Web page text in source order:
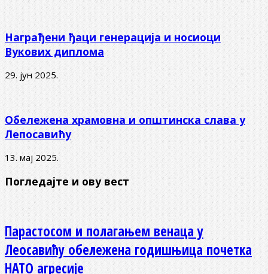
Награђени ђаци генерација и носиоци
Вукових диплома
29. јун 2025.
Обележена храмовна и општинска слава у
Лепосавићу
13. мај 2025.
Погледајте и ову вест
Парастосом и полагањем венаца у
Леосавићу обележена годишњица почетка
НАТО агресије